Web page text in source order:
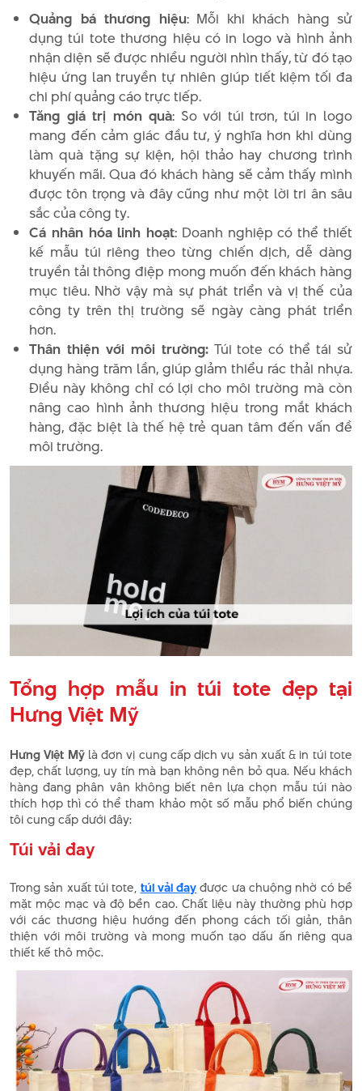
Quảng bá thương hiệu: Mỗi khi khách hàng sử
dụng túi tote thương hiệu có in logo và hình ảnh
nhận diện sẽ được nhiều người nhìn thấy, từ đó tạo
hiệu ứng lan truyền tự nhiên giúp tiết kiệm tối đa
chi phí quảng cáo trực tiếp.
Tăng giá trị món quà: So với túi trơn, túi in logo
mang đến cảm giác đầu tư, ý nghĩa hơn khi dùng
làm quà tặng sự kiện, hội thảo hay chương trình
khuyến mãi. Qua đó khách hàng sẽ cảm thấy mình
được tôn trọng và đây cũng như một lời tri ân sâu
sắc của công ty.
Cá nhân hóa linh hoạt: Doanh nghiệp có thể thiết
kế mẫu túi riêng theo từng chiến dịch, dễ dàng
truyền tải thông điệp mong muốn đến khách hàng
mục tiêu. Nhờ vậy mà sự phát triển và vị thế của
công ty trên thị trường sẽ ngày càng phát triển
hơn.
Thân thiện với môi trường:Túi tote có thể tái sử
dụng hàng trăm lần, giúp giảm thiểu rác thải nhựa.
Điều này không chỉ có lợi cho môi trường mà còn
nâng cao hình ảnh thương hiệu trong mắt khách
hàng, đặc biệt là thế hệ trẻ quan tâm đến vấn đề
môi trường.
Tổng hợp mẫu in túi tote đẹp tại
Hưng Việt Mỹ
Hưng Việt Mỹlà đơn vị cung cấp dịch vụ sản xuất & in túi tote
đẹp, chất lượng, uy tín mà bạn không nên bỏ qua. Nếu khách
hàng đang phân vân không biết nên lựa chọn mẫu túi nào
thích hợp thì có thể tham khảo một số mẫu phổ biến chúng
tôi cung cấp dưới đây:
Túi vải đay
Trong sản xuất túi tote, túi vải đayđược ưa chuộng nhờ có bề
mặt mộc mạc và độ bền cao. Chất liệu này thường phù hợp
với các thương hiệu hướng đến phong cách tối giản, thân
thiện với môi trường và mong muốn tạo dấu ấn riêng qua
thiết kế thô mộc.